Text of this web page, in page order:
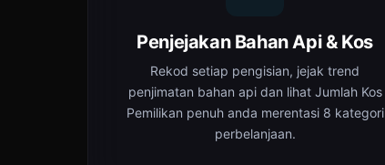
Penjejakan Bahan Api & Kos
Rekod setiap pengisian, jejak trend
penjimatan bahan api dan lihat Jumlah Kos
Pemilikan penuh anda merentasi 8 kategori
perbelanjaan.